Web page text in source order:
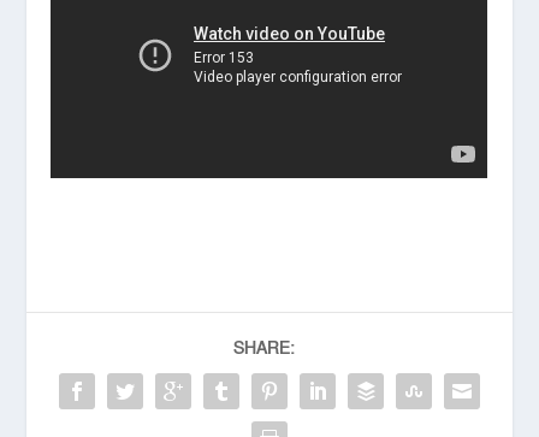
SHARE: